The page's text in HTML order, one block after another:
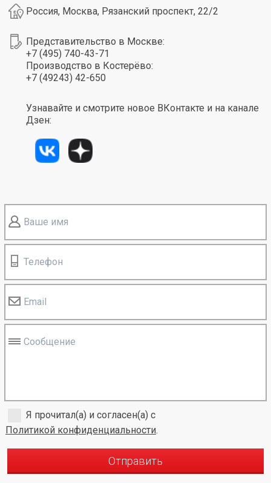
Россия, Москва, Рязанский проспект, 22/2
Представительство в Москве:
+7 (495) 740-43-71
Производство в Костерёво:
+7 (49243) 42-650
Узнавайте и смотрите новое ВКонтакте и на канале
Дзен:
Ваше имя
Телефон
Email
Сообщение
Я прочитал(а) и согласен(а) с
Политикой конфиденциальности.
Отправить